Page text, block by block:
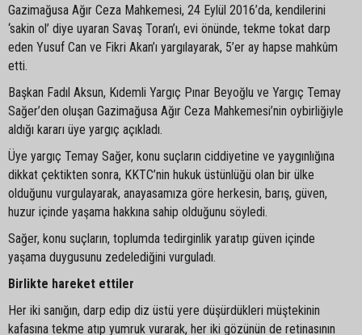
Gazimağusa Ağır Ceza Mahkemesi, 24 Eylül 2016’da, kendilerini
‘sakin ol’ diye uyaran Savaş Toran’ı, evi önünde, tekme tokat darp
eden Yusuf Can ve Fikri Akan’ı yargılayarak, 5’er ay hapse mahkûm
etti.
Başkan Fadıl Aksun, Kıdemli Yargıç Pınar Beyoğlu ve Yargıç Temay
Sağer’den oluşan Gazimağusa Ağır Ceza Mahkemesi’nin oybirliğiyle
aldığı kararı üye yargıç açıkladı.
Üye yargıç Temay Sağer, konu suçların ciddiyetine ve yaygınlığına
dikkat çektikten sonra, KKTC’nin hukuk üstünlüğü olan bir ülke
olduğunu vurgulayarak, anayasamıza göre herkesin, barış, güven,
huzur içinde yaşama hakkına sahip olduğunu söyledi.
Sağer, konu suçların, toplumda tedirginlik yaratıp güven içinde
yaşama duygusunu zedelediğini vurguladı.
Birlikte hareket ettiler
Her iki sanığın, darp edip diz üstü yere düşürdükleri müştekinin
kafasına tekme atıp yumruk vurarak, her iki gözünün de retinasının